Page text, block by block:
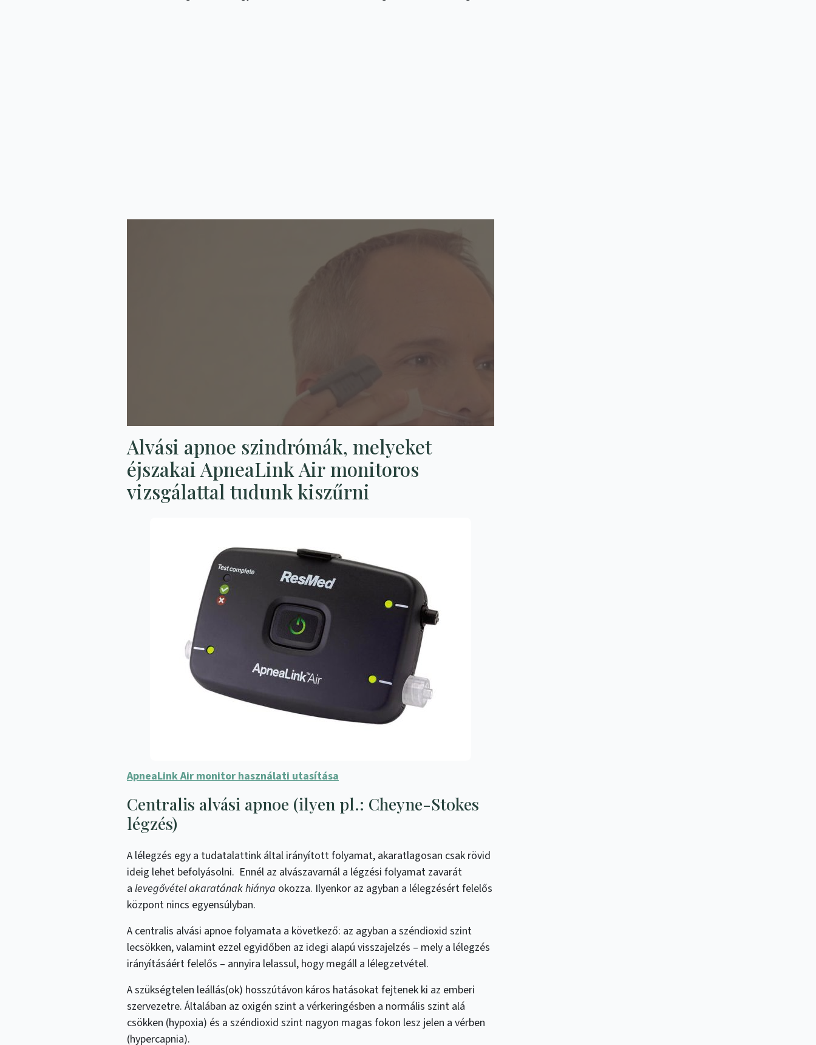
Alvási apnoe szindrómák, melyeket
éjszakai ApneaLink Air monitoros
vizsgálattal tudunk kiszűrni
ApneaLink Air monitor használati utasítása
Centralis alvási apnoe (ilyen pl.: Cheyne-Stokes
légzés)
A lélegzés egy a tudatalattink által irányított folyamat, akaratlagosan csak rövid
ideig lehet befolyásolni. Ennél az alvászavarnál a légzési folyamat zavarát
a levegővétel akaratának hiánya okozza. Ilyenkor az agyban a lélegzésért felelős
központ nincs egyensúlyban.
A centralis alvási apnoe folyamata a következő: az agyban a széndioxid szint
lecsökken, valamint ezzel egyidőben az idegi alapú visszajelzés – mely a lélegzés
irányításáért felelős – annyira lelassul, hogy megáll a lélegzetvétel.
A szükségtelen leállás(ok) hosszútávon káros hatásokat fejtenek ki az emberi
szervezetre. Általában az oxigén szint a vérkeringésben a normális szint alá
csökken (hypoxia) és a széndioxid szint nagyon magas fokon lesz jelen a vérben
(hypercapnia).